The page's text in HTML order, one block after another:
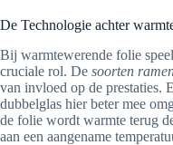
De Technologie achter
Bij warmtewerende folie
cruciale rol. De soorten
van invloed op de prestaties.
dubbelglas hier beter mee
de folie wordt warmte terug
aan een aangename